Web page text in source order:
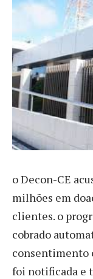
o Decon-CE
milhões em
clientes. o
cobrado
consentimento
foi notificada e